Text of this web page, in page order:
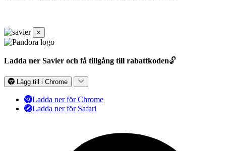
×
Ladda ner Savier och få tillgång till rabattkoden🔓
Lägg till i Chrome
Ladda ner för Chrome
Ladda ner för Safari